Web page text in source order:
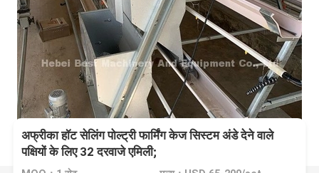
अफ्रीका हॉट सेलिंग पोल्ट्री फार्मिंग केज सिस्टम अंडे देने वाले
पक्षियों के लिए 32 दरवाजे एमिली;